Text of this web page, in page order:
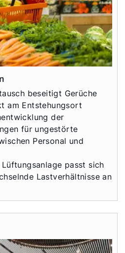
beseitigt Gerüche
am Entstehungsort
der
für ungestörte
Personal und
passt sich
Lastverhältnisse an